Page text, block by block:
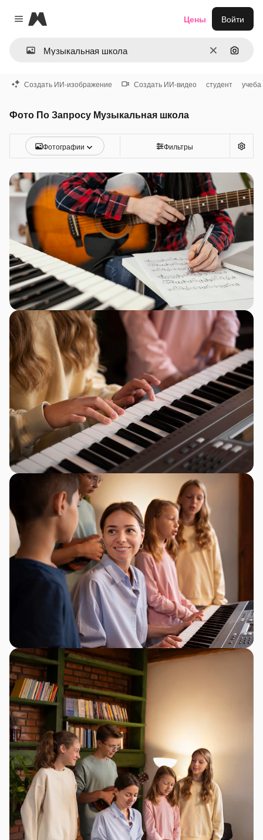
Close menu
Magnific
ОчиститьПоиск
Цены Войти
Создать ИИ-изображение Создать ИИ-видео студент учеба
Фото По Запросу Музыкальная школа
Фотографии Фильтры